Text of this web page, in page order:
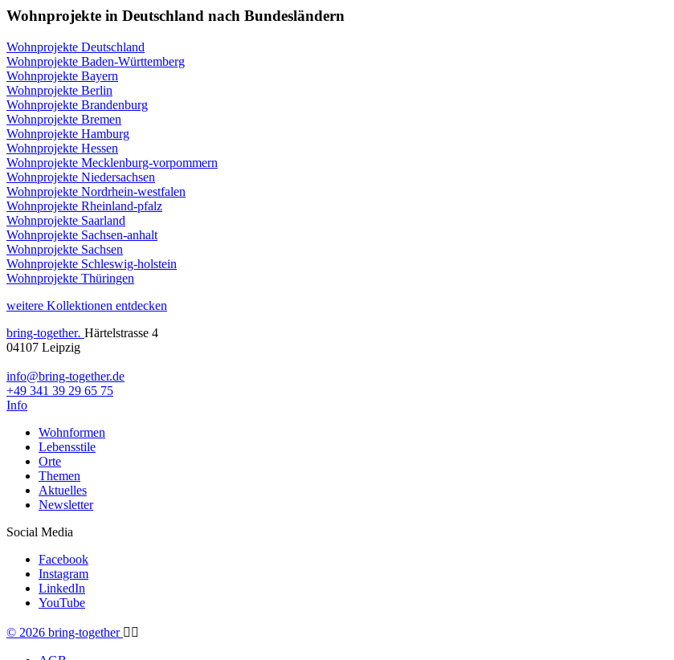
Wohnprojekte in Deutschland nach Bundesländern
Wohnprojekte Deutschland
Wohnprojekte Baden-Württemberg
Wohnprojekte Bayern
Wohnprojekte Berlin
Wohnprojekte Brandenburg
Wohnprojekte Bremen
Wohnprojekte Hamburg
Wohnprojekte Hessen
Wohnprojekte Mecklenburg-vorpommern
Wohnprojekte Niedersachsen
Wohnprojekte Nordrhein-westfalen
Wohnprojekte Rheinland-pfalz
Wohnprojekte Saarland
Wohnprojekte Sachsen-anhalt
Wohnprojekte Sachsen
Wohnprojekte Schleswig-holstein
Wohnprojekte Thüringen
weitere Kollektionen entdecken
bring-together. Härtelstrasse 4
04107 Leipzig
info@bring-together.de
+49 341 39 29 65 75
Info
Wohnformen
Lebensstile
Orte
Themen
Aktuelles
Newsletter
Social Media
Facebook
Instagram
LinkedIn
YouTube
© 2026 bring-together 🏳️‍🌈